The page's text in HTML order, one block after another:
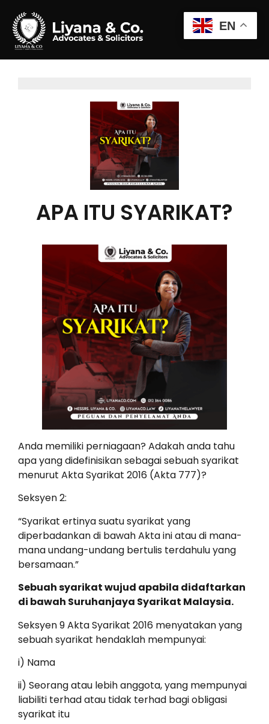
APA ITU SYARIKAT?
Anda memiliki perniagaan? Adakah anda tahu
apa yang didefinisikan sebagai sebuah syarikat
menurut Akta Syarikat 2016 (Akta 777)?
Seksyen 2:
“Syarikat ertinya suatu syarikat yang
diperbadankan di bawah Akta ini atau di mana-
mana undang-undang bertulis terdahulu yang
bersamaan.”
Sebuah syarikat wujud apabila didaftarkan
di bawah Suruhanjaya Syarikat Malaysia.
Seksyen 9 Akta Syarikat 2016 menyatakan yang
sebuah syarikat hendaklah mempunyai:
i) Nama
ii) Seorang atau lebih anggota, yang mempunyai
liabiliti terhad atau tidak terhad bagi obligasi
syarikat itu
EN